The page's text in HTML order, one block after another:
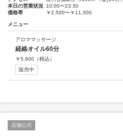
本日の営業状況 10:00〜23:30
価格帯
￥2,500〜￥11,300
メニュー
アロママッサージ
経絡オイル60分
￥5,900 （税込）
販売中
店舗公式